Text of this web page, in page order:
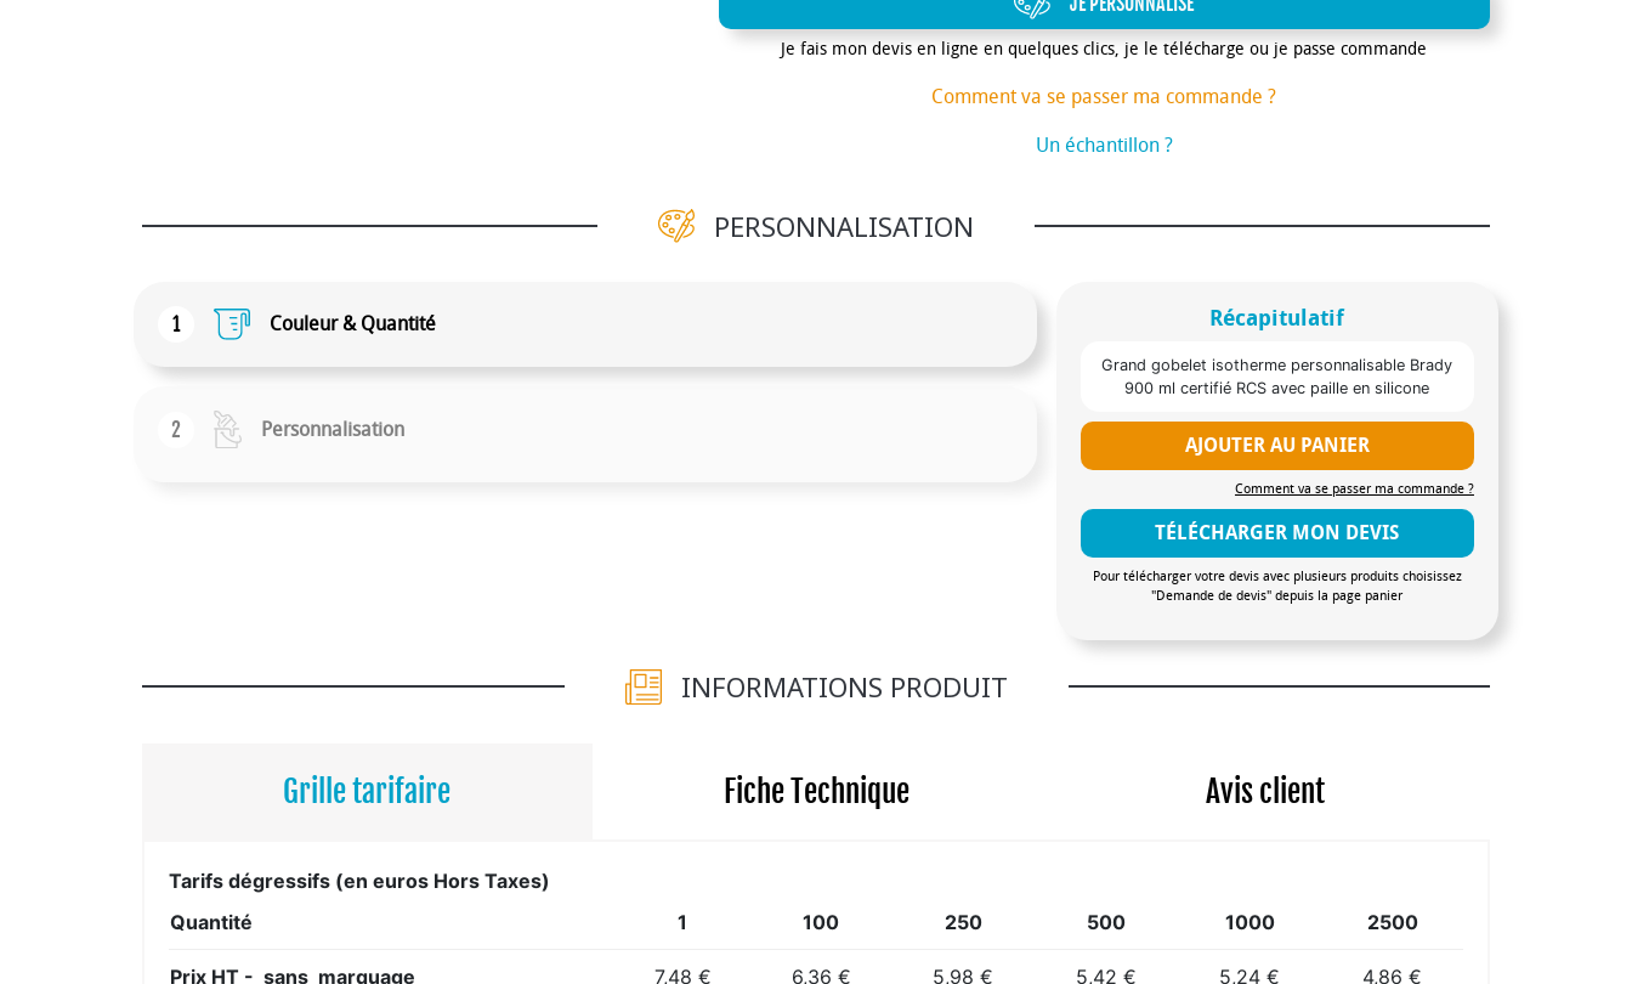
Je fais mon devis en ligne en quelques clics, je le télécharge ou je passe commande
Comment va se passer ma commande ?
Un échantillon ?
PERSONNALISATION
1 Couleur & Quantité
2 Personnalisation
Récapitulatif
Grand gobelet isotherme personnalisable Brady
900 ml certifié RCS avec paille en silicone
AJOUTER AU PANIER
Comment va se passer ma commande ?
TÉLÉCHARGER MON DEVIS
Pour télécharger votre devis avec plusieurs produits choisissez
"Demande de devis" depuis la page panier
INFORMATIONS PRODUIT
Grille tarifaire Fiche Technique Avis client
Tarifs dégressifs (en euros Hors Taxes)
Quantité
1 100 250 500 1000 2500
Prix HT - sans marquage 7,48 € 6,36 € 5,98 € 5,42 € 5,24 € 4,86 €